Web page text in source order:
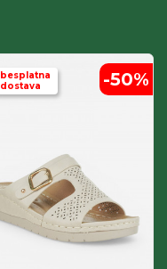
besplatna
dostava
-50%